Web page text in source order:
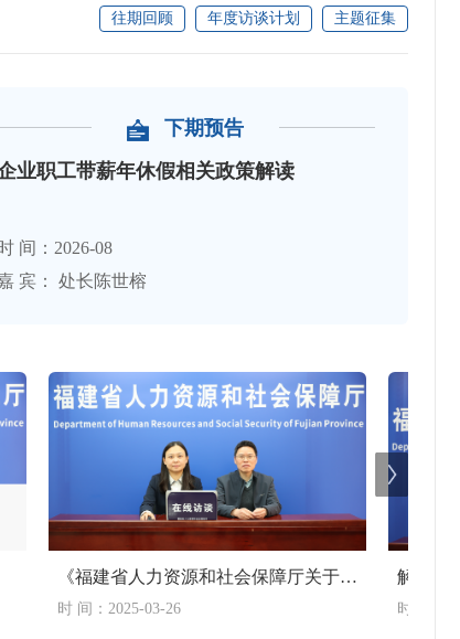
往期回顾 年度访谈计划 主题征集
下期预告
业职工带薪年休假相关政策解读
间：2026-08
宾： 处长陈世榕
《福建省人力资源和社会保障厅关于公布我省最低工资标准的通知》政策解读
时 间：2025-03-26 时 间：